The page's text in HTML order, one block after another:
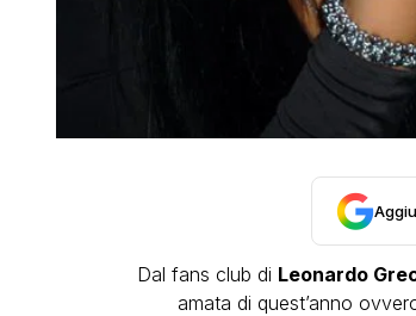
Dal fans club di Leonardo
amata di quest’anno